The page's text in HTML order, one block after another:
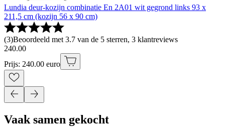
Lundia deur-kozijn combinatie En 2A01 wit gegrond links 93 x
211,5 cm (kozijn 56 x 90 cm)
(3)Beoordeeld met 3.7 van de 5 sterren, 3 klantreviews
240.00
Prijs: 240.00 euro
Vaak samen gekocht